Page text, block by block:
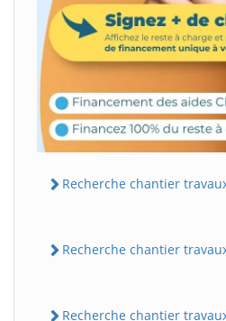
Recherche chantier
Recherche chantier
Recherche chantier